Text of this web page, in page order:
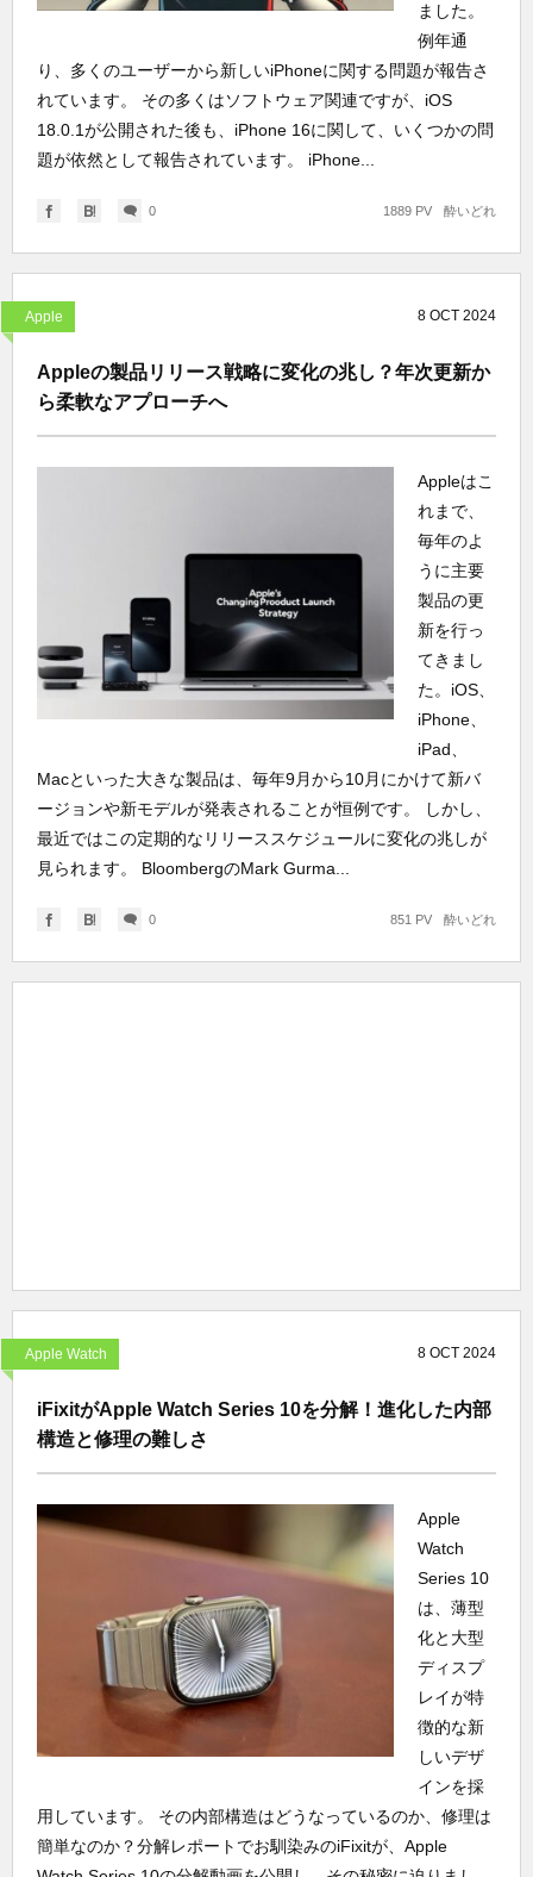
ました。
例年通
り、多くのユーザーから新しいiPhoneに関する問題が報告さ
れています。 その多くはソフトウェア関連ですが、iOS
18.0.1が公開された後も、iPhone 16に関して、いくつかの問
題が依然として報告されています。 iPhone...
0 酔いどれ
1889 PV
Apple 8 OCT 2024
Appleの製品リリース戦略に変化の兆し？年次更新か
ら柔軟なアプローチへ
Appleはこ
れまで、
毎年のよ
うに主要
製品の更
新を行っ
てきまし
た。iOS、
iPhone、
iPad、
Macといった大きな製品は、毎年9月から10月にかけて新バ
ージョンや新モデルが発表されることが恒例です。 しかし、
最近ではこの定期的なリリーススケジュールに変化の兆しが
見られます。 BloombergのMark Gurma...
0 酔いどれ
851 PV
Apple Watch 8 OCT 2024
iFixitがApple Watch Series 10を分解！進化した内部
構造と修理の難しさ
Apple
Watch
Series 10
は、薄型
化と大型
ディスプ
レイが特
徴的な新
しいデザ
インを採
用しています。 その内部構造はどうなっているのか、修理は
簡単なのか？分解レポートでお馴染みのiFixitが、Apple